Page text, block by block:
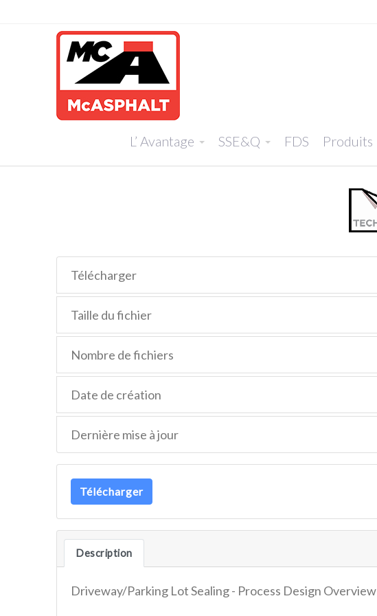
L’ Avantage SSE&Q FDS Produits
Télécharger
Taille du fichier
Nombre de fichiers
Date de création
Dernière mise à jour
Télécharger
Description
Driveway/Parking Lot Sealing - Process Design Overview